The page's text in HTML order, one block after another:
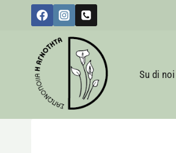
contenuto
Su di noi